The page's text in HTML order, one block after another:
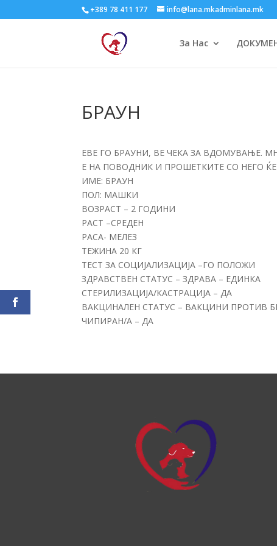
+389 78 411 177 info@lana.mkadminlana.mk
За Нас
БРАУН
ЕВЕ ГО БРАУНИ, ВЕ ЧЕКА ЗА ВДОМУВАЊЕ.
Е НА ПОВОДНИК И ПРОШЕТКИТЕ СО НЕГО ЌЕ
ИМЕ: БРАУН
ПОЛ: МАШКИ
ВОЗРАСТ – 2 ГОДИНИ
РАСТ –СРЕДЕН
РАСА- МЕЛЕЗ
ТЕЖИНА 20 КГ
ТЕСТ ЗА СОЦИЈАЛИЗАЦИЈА –ГО ПОЛОЖИ
ЗДРАВСТВЕН СТАТУС – ЗДРАВА – ЕДИНКА
СТЕРИЛИЗАЦИЈА/КАСТРАЦИЈА – ДА
ВАКЦИНАЛЕН СТАТУС – ВАКЦИНИ ПРОТИВ
ЧИПИРАН/А – ДА